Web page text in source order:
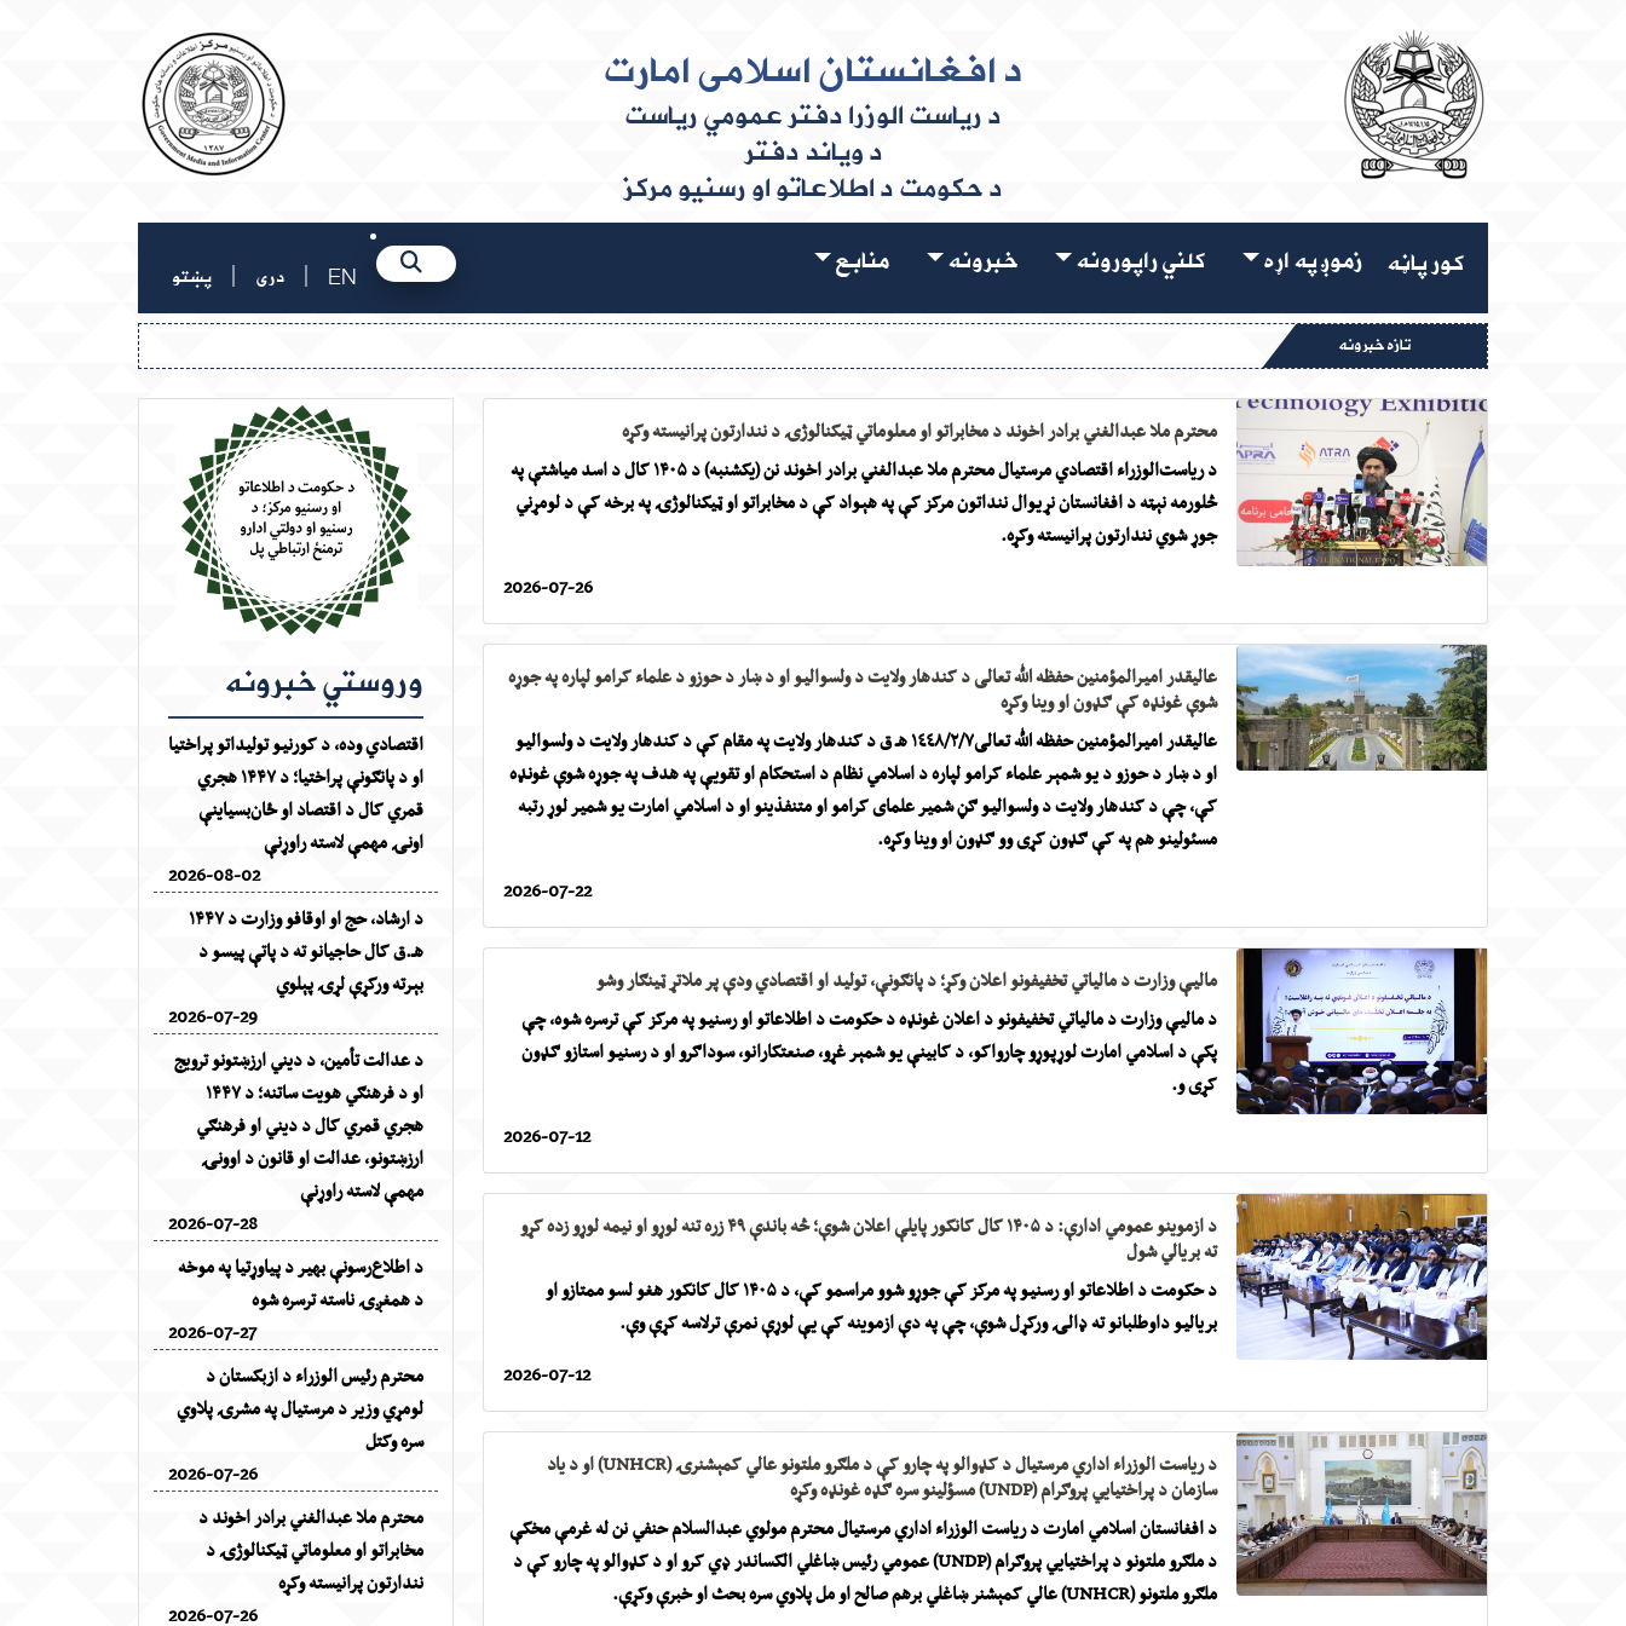
د افغانستان اسلامی امارت
د ریاست الوزرا دفتر عمومي ریاست
د ویاند دفتر
د حکومت د اطلاعاتو او رسنیو مرکز
کور پاڼه زموږ په اړه کلني راپورونه خبرونه منابع EN
| دری | پښتو
تازه خبرونه
محترم ملا عبدالغني برادر اخوند د مخابراتو او معلوماتي ټیکنالوژۍ د نندارتون پرانیسته وکړه
د ریاست‌الوزراء اقتصادي مرستیال محترم ملا عبدالغني برادر اخوند نن (یکشنبه) د ۱۴۰۵ کال د اسد میاشتې په
څلورمه نېټه د افغانستان نړیوال ننداتون مرکز کې په هېواد کې د مخابراتو او ټیکنالوژۍ په برخه کې د لومړني
جوړ شوي نندارتون پرانیسته وکړه.
2026-07-26
عالیقدر امیرالمؤمنین حفظه الله تعالی د کندهار ولایت د ولسوالیو او د ښار د حوزو د علماء کرامو لپاره په جوړه
شوې غونډه کې ګډون او وینا وکړه
عالیقدر امیرالمؤمنین حفظه الله تعالی١٤٤۸/۲/۷ هـ ق د کندهار ولایت په مقام کې د کندهار ولایت د ولسوالیو
او د ښار د حوزو د یو شمېر علماء کرامو لپاره د اسلامي نظام د استحکام او تقویې په هدف په جوړه شوې غونډه
کې، چې د کندهار ولایت د ولسوالیو ګڼ شمیر علمای کرامو او متنفذینو او د اسلامي امارت یو شمیر لوړ رتبه
مسئولینو هم په کې ګډون کړی وو ګډون او وینا وکړه.
2026-07-22
مالیې وزارت د مالیاتي تخفیفونو اعلان وکړ؛ د پانګونې، تولید او اقتصادي ودې پر ملاتړ ټینګار وشو
د مالیې وزارت د مالیاتي تخفیفونو د اعلان غونډه د حکومت د اطلاعاتو او رسنیو په مرکز کې ترسره شوه، چې
پکې د اسلامي امارت لوړپوړو چارواکو، د کابینې یو شمېر غړو، صنعتکارانو، سوداګرو او د رسنیو استازو ګډون
کړی و.
2026-07-12
د ازموینو عمومي ادارې: د ۱۴۰۵ کال کانکور پایلې اعلان شوې؛ څه باندې ۴۹ زره تنه لوړو او نیمه لوړو زده کړو
ته بریالي شول
د حکومت د اطلاعاتو او رسنیو په مرکز کې جوړو شوو مراسمو کې، د ۱۴۰۵ کال کانکور هغو لسو ممتازو او
بریالیو داوطلبانو ته ډالۍ ورکړل شوې، چې په دې ازموینه کې یې لوړې نمرې ترلاسه کړې وې.
2026-07-12
د ریاست الوزراء اداري مرستیال د کډوالو په چارو کې د ملګرو ملتونو عالي کمېشنرۍ (UNHCR) او د یاد
سازمان د پراختیایي پروګرام (UNDP) مسؤلینو سره ګډه غونډه وکړه
د افغانستان اسلامي امارت د ریاست الوزراء اداري مرستیال محترم مولوي عبدالسلام حنفي نن له غرمې مخکې
د ملګرو ملتونو د پراختیایي پروګرام (UNDP) عمومي رئیس ښاغلي الکساندر ډي کرو او د کډوالو په چارو کې د
ملګرو ملتونو (UNHCR) عالي کمېشنر ښاغلي برهم صالح او مل پلاوي سره بحث او خبرې وکړې.
وروستي خبرونه
اقتصادي وده، د کورنیو تولیداتو پراختیا
او د پانګونې پراختیا؛ د ۱۴۴۷ هجري
قمري کال د اقتصاد او ځان‌بسیاینې
اونۍ مهمې لاسته راوړنې
2026-08-02
د ارشاد، حج او اوقافو وزارت د ۱۴۴۷
هـ.ق کال حاجیانو ته د پاتې پیسو د
بېرته ورکړې لړۍ پېلوي
2026-07-29
د عدالت تأمین، د دیني ارزښتونو ترویج
او د فرهنګي هویت ساتنه؛ د ۱۴۴۷
هجري قمري کال د دیني او فرهنګي
ارزښتونو، عدالت او قانون د اوونۍ
مهمې لاسته راوړنې
2026-07-28
د اطلاع‌رسونې بهیر د پیاوړتیا په موخه
د همغږۍ ناسته ترسره شوه
2026-07-27
محترم رئیس الوزراء د ازبکستان د
لومړي وزیر د مرستیال په مشرۍ پلاوي
سره وکتل
2026-07-26
محترم ملا عبدالغني برادر اخوند د
مخابراتو او معلوماتي ټیکنالوژۍ د
نندارتون پرانیسته وکړه
2026-07-26